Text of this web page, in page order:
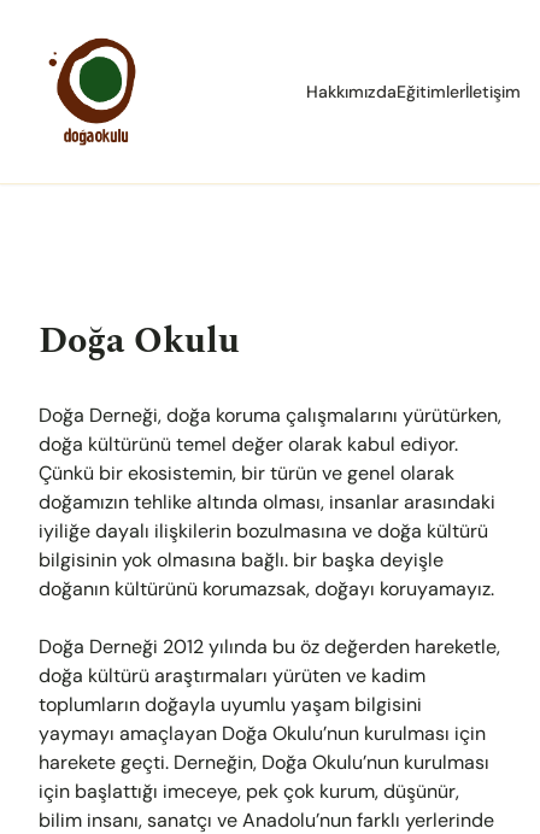
HakkımızdaEğitimlerİletişim
Doğa Okulu
Doğa Derneği, doğa koruma çalışmalarını yürütürken,
doğa kültürünü temel değer olarak kabul ediyor.
Çünkü bir ekosistemin, bir türün ve genel olarak
doğamızın tehlike altında olması, insanlar arasındaki
iyiliğe dayalı ilişkilerin bozulmasına ve doğa kültürü
bilgisinin yok olmasına bağlı. bir başka deyişle
doğanın kültürünü korumazsak, doğayı koruyamayız.
Doğa Derneği 2012 yılında bu öz değerden hareketle,
doğa kültürü araştırmaları yürüten ve kadim
toplumların doğayla uyumlu yaşam bilgisini
yaymayı amaçlayan Doğa Okulu’nun kurulması için
harekete geçti. Derneğin, Doğa Okulu’nun kurulması
için başlattığı imeceye, pek çok kurum, düşünür,
bilim insanı, sanatçı ve Anadolu’nun farklı yerlerinde